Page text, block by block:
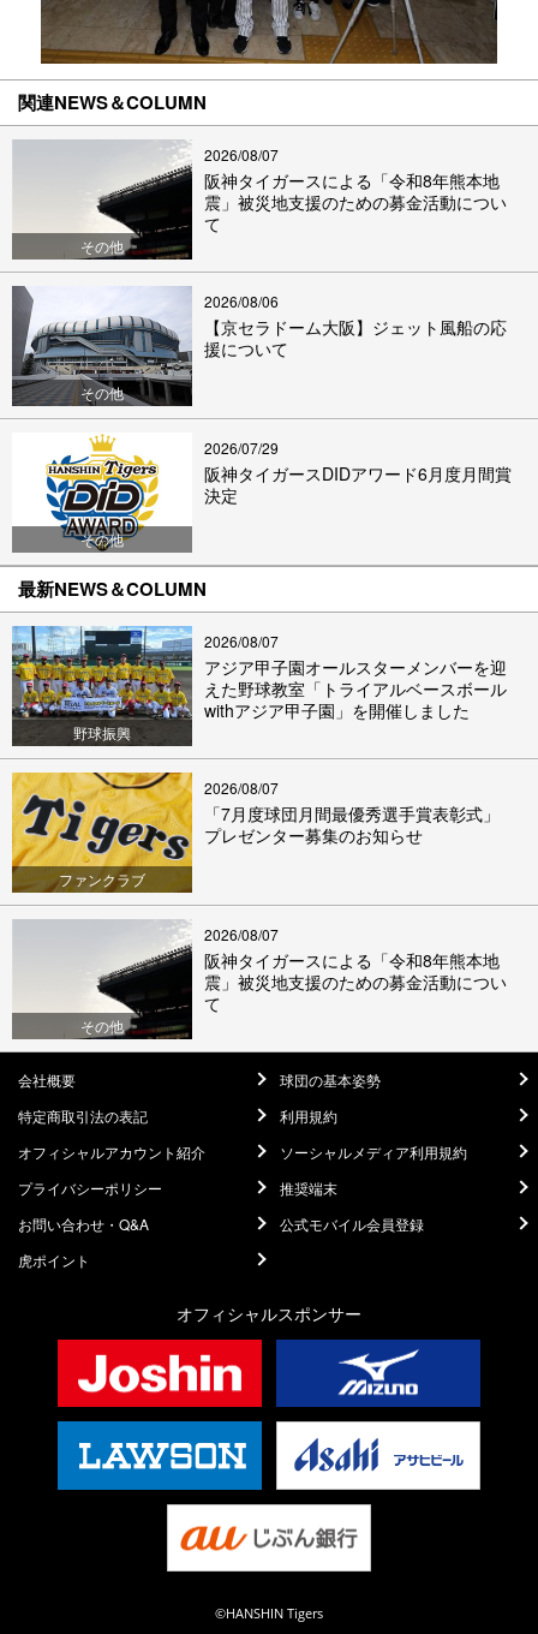
関連NEWS＆COLUMN
その他
2026/08/07
阪神タイガースによる「令和8年熊本地
震」被災地支援のための募金活動につい
て
その他
2026/08/06
【京セラドーム大阪】ジェット風船の応
援について
その他
2026/07/29
阪神タイガースDIDアワード6月度月間賞
決定
最新NEWS＆COLUMN
野球振興
2026/08/07
アジア甲子園オールスターメンバーを迎
えた野球教室「トライアルベースボール
withアジア甲子園」を開催しました
ファンクラブ
2026/08/07
「7月度球団月間最優秀選手賞表彰式」
プレゼンター募集のお知らせ
その他
2026/08/07
阪神タイガースによる「令和8年熊本地
震」被災地支援のための募金活動につい
て
会社概要
球団の基本姿勢
特定商取引法の表記
利用規約
オフィシャルアカウント紹介
ソーシャルメディア利用規約
プライバシーポリシー
推奨端末
お問い合わせ・Q&A
公式モバイル会員登録
虎ポイント
オフィシャルスポンサー
©HANSHIN Tigers